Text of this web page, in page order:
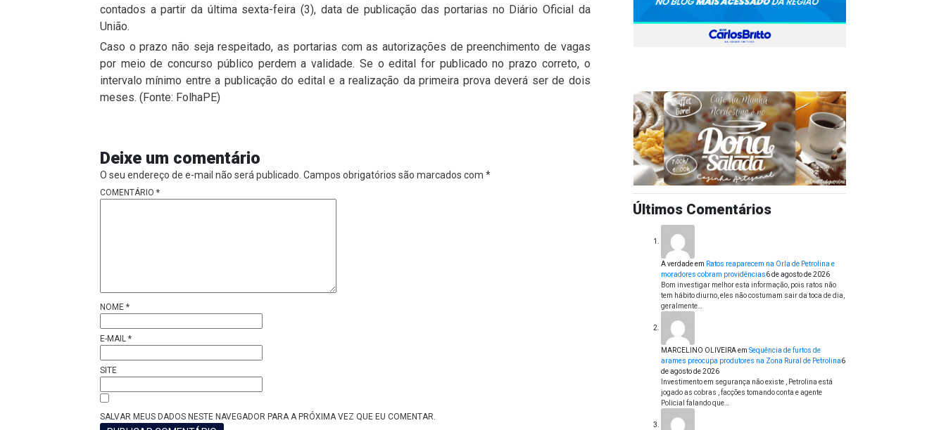
contados a partir da última sexta-feira (3), data de publicação das portarias no Diário Oficial da
União.
Caso o prazo não seja respeitado, as portarias com as autorizações de preenchimento de vagas
por meio de concurso público perdem a validade. Se o edital for publicado no prazo correto, o
intervalo mínimo entre a publicação do edital e a realização da primeira prova deverá ser de dois
meses. (Fonte: FolhaPE)
Deixe um comentário
O seu endereço de e-mail não será publicado. Campos obrigatórios são marcados com *
COMENTÁRIO *
NOME *
E-MAIL *
SITE
SALVAR MEUS DADOS NESTE NAVEGADOR PARA A PRÓXIMA VEZ QUE EU COMENTAR.
Últimos Comentários
A verdadeem Ratos reaparecem na Orla de Petrolina e
moradores cobram providências6 de agosto de 2026
Bom investigar melhor esta informação, pois ratos não
tem hábito diurno, eles não costumam sair da toca de dia,
geralmente…
MARCELINO OLIVEIRAem Sequência de furtos de
arames preocupa produtores na Zona Rural de Petrolina6
de agosto de 2026
Investimento em segurança não existe , Petrolina está
jogado as cobras , facções tomando conta e agente
Policial falando que…